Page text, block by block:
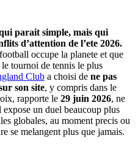
parait simple, mais qui
d’attention de l’ete 2026.
occupe la planete et que
tournoi de tennis le plus
Club a choisi de ne pas
son site, y compris dans le
rapporte le 29 juin 2026, ne
un duel beaucoup plus
globales, au moment precis ou
se melangent plus que jamais.